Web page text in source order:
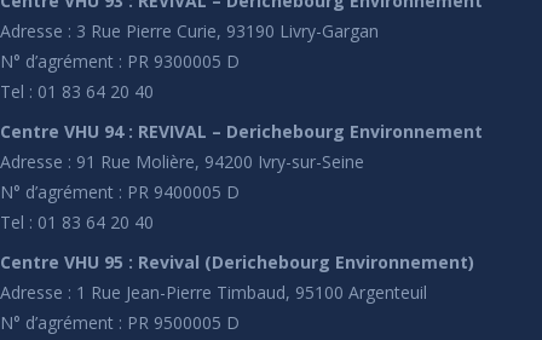
Adresse : 3 Rue Pierre Curie, 93190 Livry-Gargan
N° d’agrément : PR 9300005 D
Tel : 01 83 64 20 40
Centre VHU 94 : REVIVAL – Derichebourg Environnement
Adresse : 91 Rue Molière, 94200 Ivry-sur-Seine
N° d’agrément : PR 9400005 D
Tel : 01 83 64 20 40
Centre VHU 95 : Revival (Derichebourg Environnement)
Adresse : 1 Rue Jean-Pierre Timbaud, 95100 Argenteuil
N° d’agrément : PR 9500005 D